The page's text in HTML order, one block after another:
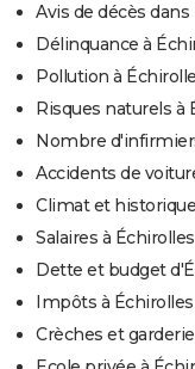
Avis de décès dans
Délinquance à
Pollution à
Risques naturels à
Nombre
Accidents de
Climat et
Salaires à Échirolles
Dette et budget
Impôts à Échirolles
Crèches et